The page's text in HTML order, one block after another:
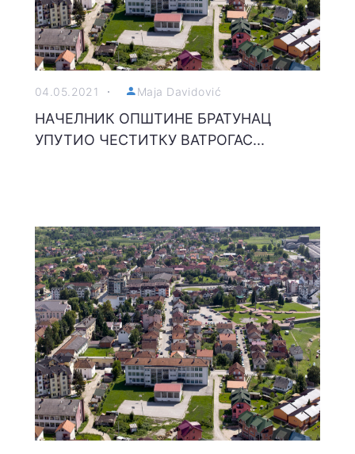
04.05.2021 Maja Davidović
НАЧЕЛНИК ОПШТИНЕ БРАТУНАЦ
УПУТИО ЧЕСТИТКУ ВАТРОГАС...